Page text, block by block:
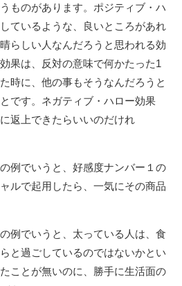
ものがあります。ポジティブ・ハ
ているような、良いところがあれ
らしい人なんだろうと思われる効
果は、反対の意味で何かたった1
時に、他の事もそうなんだろうと
です。ネガティブ・ハロー効果
返上できたらいいのだけれ
の例でいうと、好感度ナンバー１の
ルで起用したら、一気にその商品
の例でいうと、太っている人は、食
と過ごしているのではないかとい
ことが無いのに、勝手に生活面の